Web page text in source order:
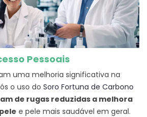
Pessoais
uma melhoria significativa na
o uso do Soro Fortuna de Carbono
de rugas reduzidas a melhora
e pele mais saudável em geral.